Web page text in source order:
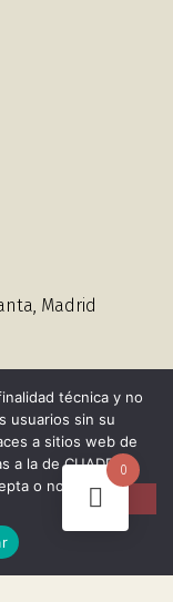
Madrid
derechos
0
técnica y no
usuarios sin su
a sitios web de
a la de CUADROS
o no cuando